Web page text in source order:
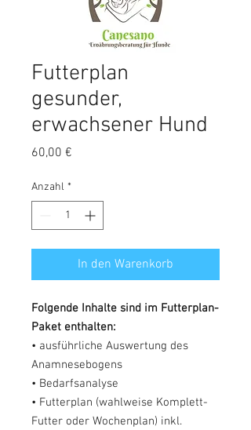
Futterplan
gesunder,
erwachsener Hund
60,00 €
Anzahl *
In den Warenkorb
Folgende Inhalte sind im Futterplan-
Paket enthalten:
• ausführliche Auswertung des
Anamnesebogens
• Bedarfsanalyse
• Futterplan (wahlweise Komplett-
Futter oder Wochenplan) inkl.